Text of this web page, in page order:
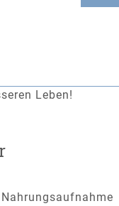
Leben!